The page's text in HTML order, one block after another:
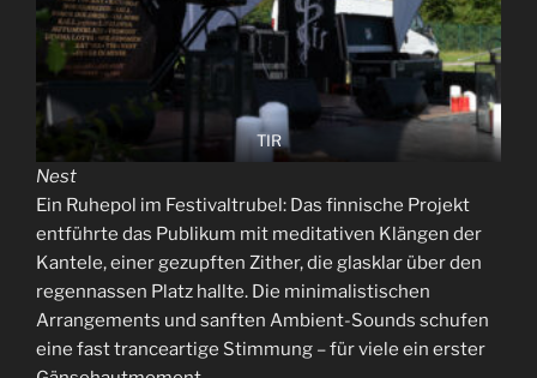
TIR
Nest
Ein Ruhepol im Festivaltrubel: Das finnische Projekt
entführte das Publikum mit meditativen Klängen der
Kantele, einer gezupften Zither, die glasklar über den
regennassen Platz hallte. Die minimalistischen
Arrangements und sanften Ambient-Sounds schufen
eine fast tranceartige Stimmung – für viele ein erster